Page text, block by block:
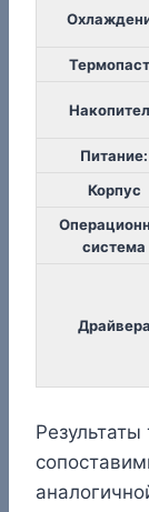
Питание:
Корпус
система
Драйвера
Результаты